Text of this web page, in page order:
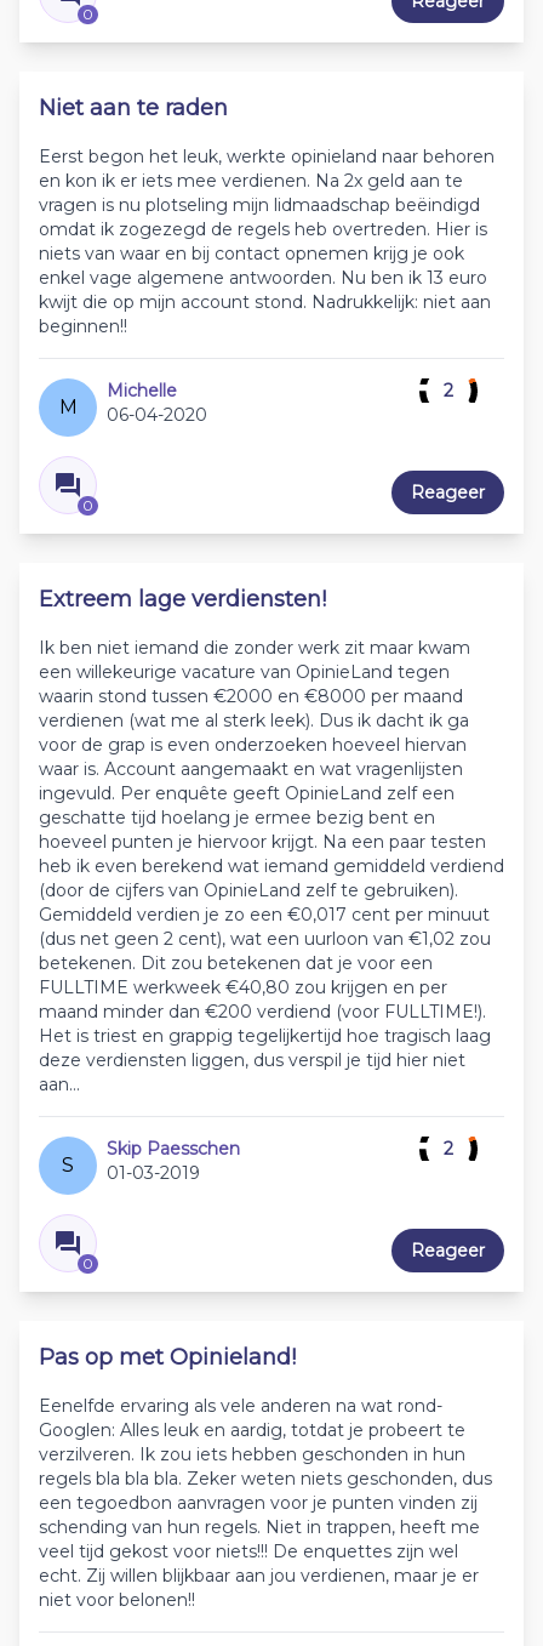
0
Niet aan te raden
Eerst begon het leuk, werkte opinieland naar behoren
en kon ik er iets mee verdienen. Na 2x geld aan te
vragen is nu plotseling mijn lidmaadschap beëindigd
omdat ik zogezegd de regels heb overtreden. Hier is
niets van waar en bij contact opnemen krijg je ook
enkel vage algemene antwoorden. Nu ben ik 13 euro
kwijt die op mijn account stond. Nadrukkelijk: niet aan
beginnen!!
M
Michelle
06-04-2020
0
2
Reageer
Extreem lage verdiensten!
Ik ben niet iemand die zonder werk zit maar kwam
een willekeurige vacature van OpinieLand tegen
waarin stond tussen €2000 en €8000 per maand
verdienen (wat me al sterk leek). Dus ik dacht ik ga
voor de grap is even onderzoeken hoeveel hiervan
waar is. Account aangemaakt en wat vragenlijsten
ingevuld. Per enquête geeft OpinieLand zelf een
geschatte tijd hoelang je ermee bezig bent en
hoeveel punten je hiervoor krijgt. Na een paar testen
heb ik even berekend wat iemand gemiddeld verdiend
(door de cijfers van OpinieLand zelf te gebruiken).
Gemiddeld verdien je zo een €0,017 cent per minuut
(dus net geen 2 cent), wat een uurloon van €1,02 zou
betekenen. Dit zou betekenen dat je voor een
FULLTIME werkweek €40,80 zou krijgen en per
maand minder dan €200 verdiend (voor FULLTIME!).
Het is triest en grappig tegelijkertijd hoe tragisch laag
deze verdiensten liggen, dus verspil je tijd hier niet
aan...
S
Skip Paesschen
01-03-2019
0
2
Reageer
Pas op met Opinieland!
Eenelfde ervaring als vele anderen na wat rond-
Googlen: Alles leuk en aardig, totdat je probeert te
verzilveren. Ik zou iets hebben geschonden in hun
regels bla bla bla. Zeker weten niets geschonden, dus
een tegoedbon aanvragen voor je punten vinden zij
schending van hun regels. Niet in trappen, heeft me
veel tijd gekost voor niets!!! De enquettes zijn wel
echt. Zij willen blijkbaar aan jou verdienen, maar je er
niet voor belonen!!